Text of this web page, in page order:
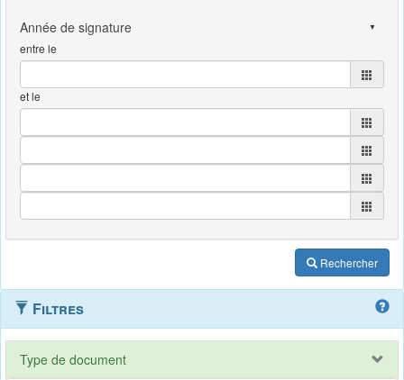
entre le
et le
Rechercher
Filtres
Type de document